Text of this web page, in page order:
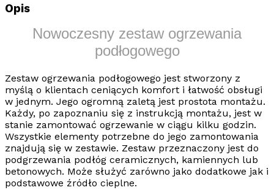
Opis
Nowoczesny zestaw ogrzewania
podłogowego
Zestaw ogrzewania podłogowego jest stworzony z
myślą o klientach ceniących komfort i łatwość obsługi
w jednym. Jego ogromną zaletą jest prostota montażu.
Każdy, po zapoznaniu się z instrukcją montażu, jest w
stanie zamontować ogrzewanie w ciągu kilku godzin.
Wszystkie elementy potrzebne do jego zamontowania
znajdują się w zestawie. Zestaw przeznaczony jest do
podgrzewania podłóg ceramicznych, kamiennych lub
betonowych. Może służyć zarówno jako dodatkowe jak i
podstawowe źródło cieplne.